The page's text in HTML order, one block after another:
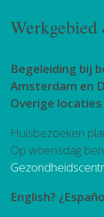
Werkgebied
Begeleiding bij
Amsterdam en
Overige
Huisbezoeken
Op woensdag
English?